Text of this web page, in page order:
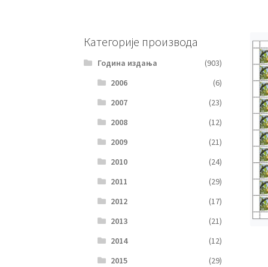
Категорије производа
Година издања
(903)
2006
(6)
2007
(23)
2008
(12)
2009
(21)
2010
(24)
2011
(29)
2012
(17)
2013
(21)
2014
(12)
2015
(29)